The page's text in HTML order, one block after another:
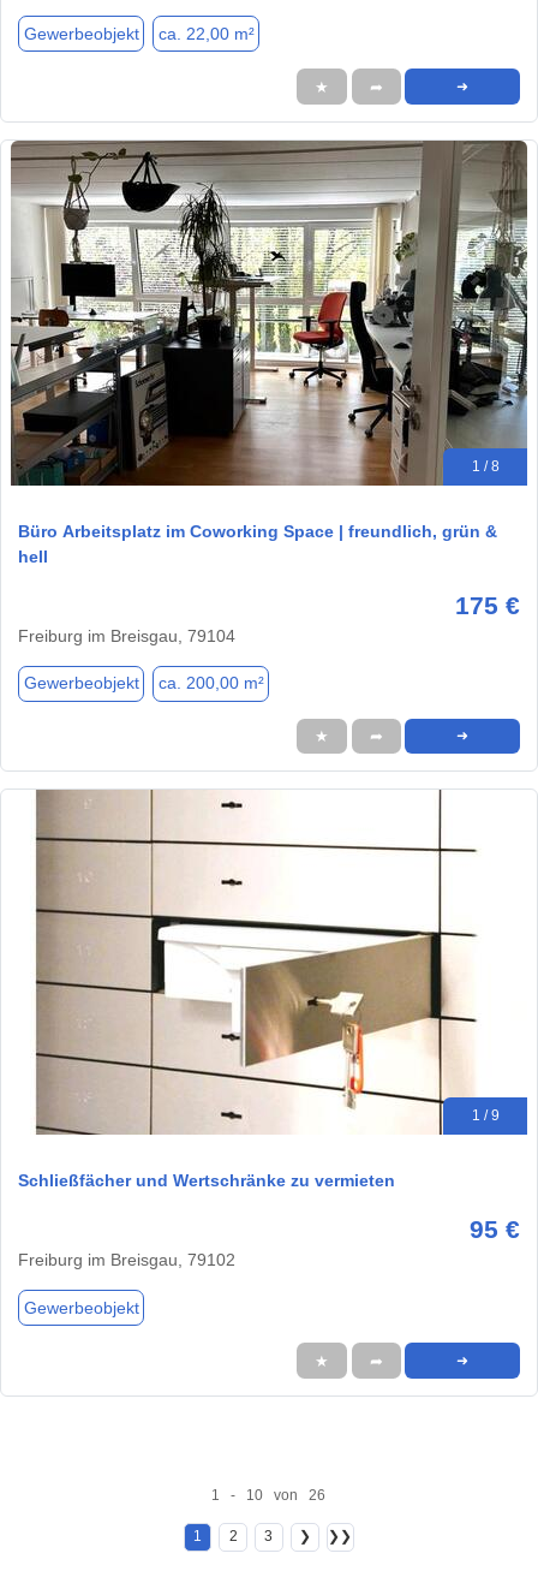
Gewerbeobjekt ca. 22,00 m²
★ ➦ ➜
1 / 8
Büro Arbeitsplatz im Coworking Space | freundlich, grün &
hell
175 €
Freiburg im Breisgau, 79104
Gewerbeobjekt ca. 200,00 m²
★ ➦ ➜
1 / 9
Schließfächer und Wertschränke zu vermieten
95 €
Freiburg im Breisgau, 79102
Gewerbeobjekt
★ ➦ ➜
1 - 10 von 26
1 2 3 ❯ ❯❯